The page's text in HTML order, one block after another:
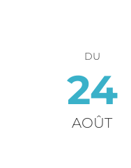
DU
24
AOÛT